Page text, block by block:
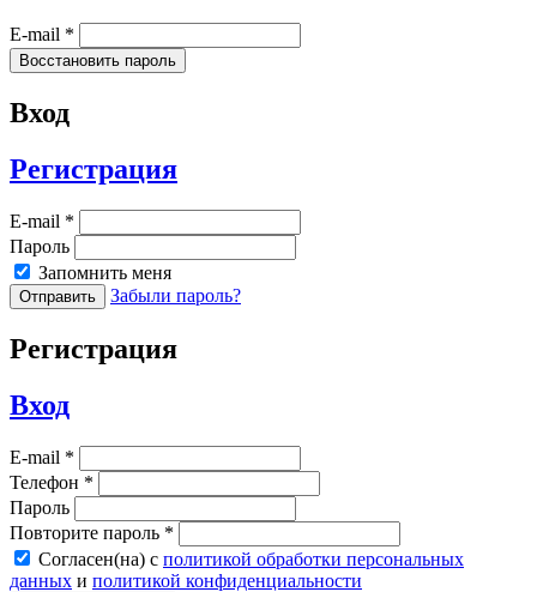
E-mail *
Вход
Регистрация
E-mail *
Пароль
Запомнить меня
Забыли пароль?
Регистрация
Вход
E-mail *
Телефон *
Пароль
Повторите пароль *
Согласен(на) с политикой обработки персональных
данных и политикой конфиденциальности